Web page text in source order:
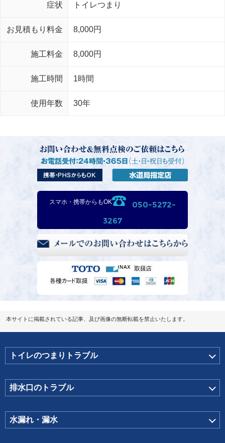
症状 トイレつまり
お見積もり料金 8,000円
施工料金 8,000円
施工時間 1時間
使用年数 30年
スマホ・携帯からもOK
050-5272-
3267
本サイトに掲載されている記事、及び画像の無断転載を禁止いたします。
トイレのつまりトラブル
排水口のトラブル
水漏れ・漏水